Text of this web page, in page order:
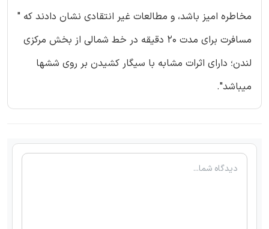
مخاطره امیز باشد، و مطالعات غیر انتقادی نشان دادند که "
مسافرت برای مدت 20 دقیقه در خط شمالی از بخش مرکزی
لندن؛ دارای اثرات مشابه با سیگار کشیدن بر روی ششها
میباشد".